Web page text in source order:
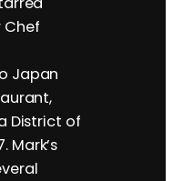
Chef
Japan
District of
Mark’s